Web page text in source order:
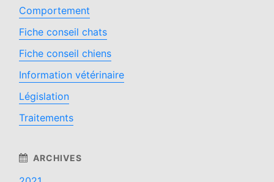
Comportement
Fiche conseil chats
Fiche conseil chiens
Information vétérinaire
Législation
Traitements